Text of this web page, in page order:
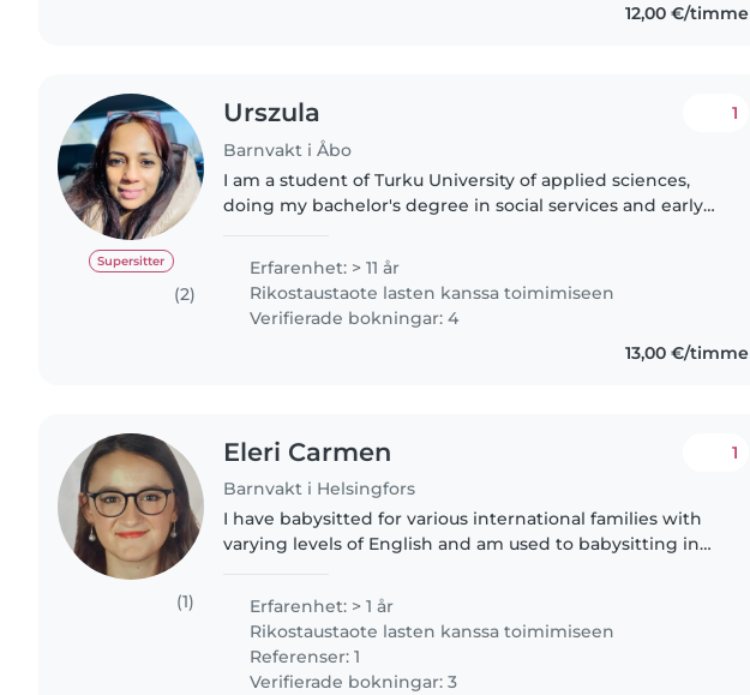
12,00 €/timme
Supersitter
(2)
Urszula
Barnvakt i Åbo
1
I am a student of Turku University of applied sciences,
doing my bachelor's degree in social services and early
Erfarenhet: > 11 år
Rikostaustaote lasten kanssa toimimiseen
Verifierade bokningar: 4
13,00 €/timme
(1)
Eleri Carmen
Barnvakt i Helsingfors
1
I have babysitted for various international families with
varying levels of English and am used to babysitting in
currently hold..
Erfarenhet: > 1 år
Rikostaustaote lasten kanssa toimimiseen
Referenser: 1
Verifierade bokningar: 3